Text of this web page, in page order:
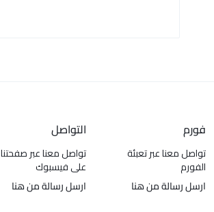
فورم
تواصل معنا عبر تعبئة
الفورم
ارسل رسالة من هنا
التواصل
تواصل معنا عبر صفحتنا
على فيسبوك
ارسل رسالة من هنا